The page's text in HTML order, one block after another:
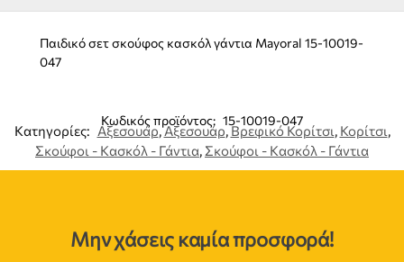
Παιδικό σετ σκούφος κασκόλ γάντια Mayoral 15-10019-
047
Κωδικός προϊόντος: 15-10019-047
Κατηγορίες: Αξεσουάρ,Αξεσουάρ,Βρεφικό Κορίτσι Κορίτσι
Σκούφοι - Κασκόλ - Γάντια Σκούφοι - Κασκόλ - Γάντια
Μην χάσεις καμία προσφορά!